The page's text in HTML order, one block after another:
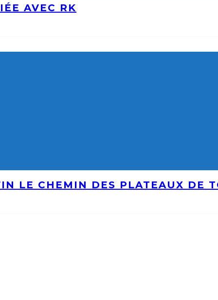
AVEC RK
LE CHEMIN DES PLATEAUX DE